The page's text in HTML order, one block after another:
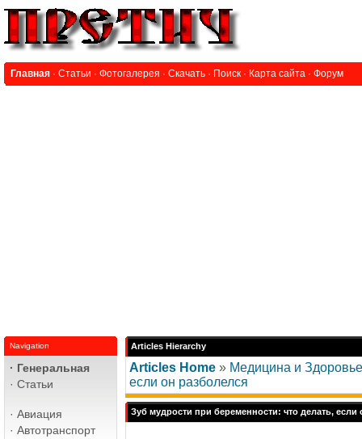
Главная · Статьи · Фотогалерея · Скачать · Поиск · Карта сайта · Форум
Navigation
· Генеральная
· Статьи
· Авиация
· Автотранспорт
Articles Hierarchy
Articles Home » Медицина и Здоровье
если он разболелся
Зуб мудрости при беременности: что делать, если